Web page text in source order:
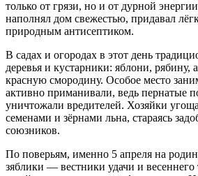
только от грязи, но и от дурной
наполнял дом свежестью, придавал
природным антисептиком.
В садах и огородах в этот день
деревья и кустарники: яблони, рябину,
красную смородину. Особое место
активно приманивали, ведь пернатые
уничтожали вредителей. Хозяйки
семенами и зёрнами льна, стараясь
союзников.
По поверьям, именно 5 апреля на
зяблики — вестники удачи и